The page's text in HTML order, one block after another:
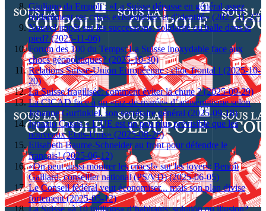
Giuliano da Empoli : «La Suisse dépasse en général assez
brillamment ses crises existentielles et d'identité» (2025-11-27)
Nouvel impôt sur les successions: solidarité ou balle dans le
pied? (2025-11-06)
Forum des 100 du Temps: La Suisse inoxydable face aux
chocs géopolitiques? (2025-10-30)
Relations Suisse-Union Européenne : choc frontal ! (2025-10-
20)
La Suisse fragilisée: comment éviter la chute ? (2025-09-29)
La CICAD face à un «raz-de-marée» d’antisémitisme selon
Johanne Gurfinkiel, son secrétaire général (2025-09-18)
Ignazio Cassis « L'UE est un peu plus prévisible que les
nouveaux Etats-Unis» (2025-08-26)
Elisabeth Baume-Schneider au front pour défendre le
français! (2025-06-12)
«On peut aussi montrer les crocs!» sur les loyers: Benoît
Gaillard, conseiller national (PS/VD) (2025-06-05)
Le Conseil fédéral veut économiser... mais son plan divise
fortement (2025-05-12)
La Suisse «à 10 millions» d’habitants: solution ou illusion?